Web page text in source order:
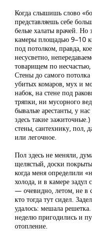
Когда слышишь слово
представляешь себе
белые халаты врачей.
камеры площадью 9–10
под потолком, правда,
несусветно,
товарищем по несчастью,
Стены до самого
убитых комаров, мух и
набок, на стене под
тряпки, ни мусорного
бывалые арестанты, у
здесь такие
стены, сантехнику, пол,
или легочное.
Пол здесь не меняли,
щелястый, доски
когда меня определили
холода, и в камере задул
— очевидно, летом, не в
кто тогда тут сидел.
удалось: мешала
неделю пригодились и
отопление.